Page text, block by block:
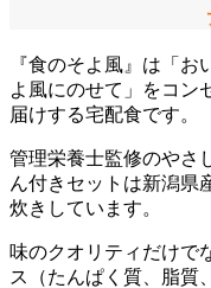
『食のそよ風』は「
よ風にのせて」をコン
届けする宅配食です。
管理栄養士監修のやさ
ん付きセットは新潟県
炊き しています。
味のクオリティだけで
ス（たんぱく質、脂質